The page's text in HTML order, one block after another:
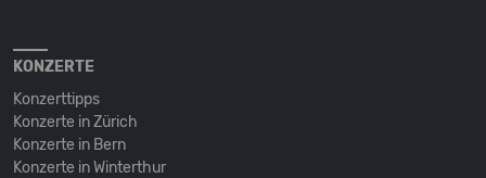
KONZERTE
Konzerttipps
Konzerte in Zürich
Konzerte in Bern
Konzerte in Winterthur